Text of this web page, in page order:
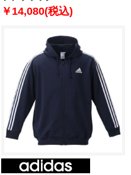
4L 5L 6L
￥14,080(税込)